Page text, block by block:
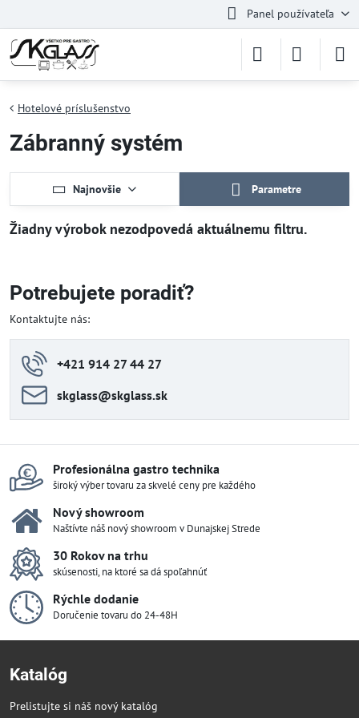
Panel používateľa
Hotelové príslušenstvo
Zábranný systém
Najnovšie Parametre
Potrebujete poradiť?
Kontaktujte nás:
+421 914 27 44 27
skglass​@skglass​.sk
Profesionálna gastro technika
široký výber tovaru za skvelé ceny pre každého
Nový showroom
Naštívte náš nový showroom v Dunajskej Strede
30 Rokov na trhu
skúsenosti, na ktoré sa dá spoľahnúť
Rýchle dodanie
Doručenie tovaru do 24-48H
Katalóg
Prelistujte si náš nový katalóg